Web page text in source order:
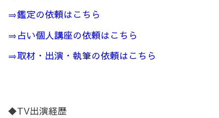
⇒鑑定の依頼はこちら
⇒占い個人講座の依頼はこちら
⇒取材・出演・執筆の依頼はこちら
◆TV出演経歴